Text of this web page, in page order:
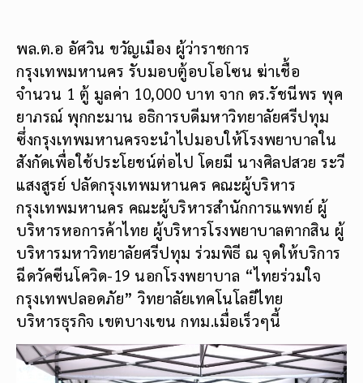
พล.ต.อ อัศวิน ขวัญเมือง ผู้ว่าราชการ
กรุงเทพมหานคร รับมอบตู้อบโอโซน ฆ่าเชื้อ
จำนวน 1 ตู้ มูลค่า 10,000 บาท จาก ดร.รัชนีพร พุค
ยาภรณ์ พุกกะมาน อธิการบดีมหาวิทยาลัยศรีปทุม
ซึ่งกรุงเทพมหานครจะนำไปมอบให้โรงพยาบาลใน
สังกัดเพื่อใช้ประโยชน์ต่อไป โดยมี นางศิลปสวย ระวี
แสงสูรย์ ปลัดกรุงเทพมหานคร คณะผู้บริหาร
กรุงเทพมหานคร คณะผู้บริหารสำนักการแพทย์ ผู้
บริหารหอการค้าไทย ผู้บริหารโรงพยาบาลตากสิน ผู้
บริหารมหาวิทยาลัยศรีปทุม ร่วมพิธี ณ จุดให้บริการ
ฉีดวัคซีนโควิด-19 นอกโรงพยาบาล “ไทยร่วมใจ
กรุงเทพปลอดภัย” วิทยาลัยเทคโนโลยีไทย
บริหารธุรกิจ เขตบางเขน กทม.เมื่อเร็วๆนี้